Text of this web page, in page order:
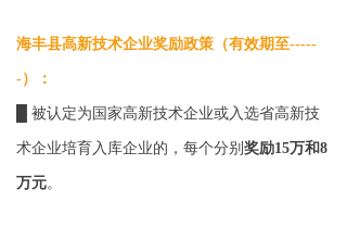
海丰县高新技术企业奖励政策（有效期至-----
-）：
█ 被认定为国家高新技术企业或入选省高新技
术企业培育入库企业的，每个分别 奖励15万和8
万元。